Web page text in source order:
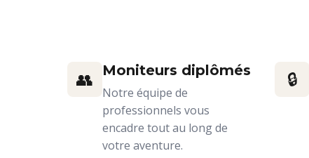
👥 Moniteurs diplômés
Notre équipe de
professionnels vous
encadre tout au long de
votre aventure.
🔒